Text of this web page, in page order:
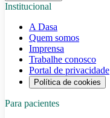
Institucional
A Dasa
Quem somos
Imprensa
Trabalhe conosco
Portal de privacidade
Política de cookies
Para pacientes